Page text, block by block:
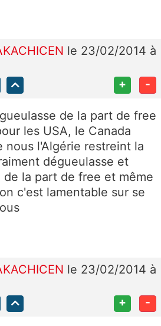
le 23/02/2014 à
+ -
de la part de free
les USA, le Canada
nous l'Algérie restreint la
dégueulasse et
la part de free et même
c'est lamentable sur se
le 23/02/2014 à
+ -